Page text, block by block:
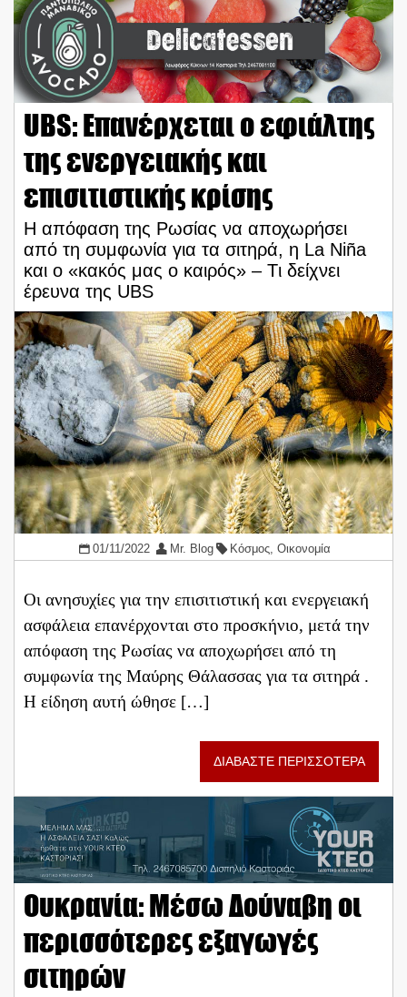
UBS: Επανέρχεται ο εφιάλτης
της ενεργειακής και
επισιτιστικής κρίσης
Η απόφαση της Ρωσίας να αποχωρήσει
από τη συμφωνία για τα σιτηρά, η La Niña
και ο «κακός μας ο καιρός» – Tι δείχνει
έρευνα της UBS
01/11/2022 Mr. Blog Κόσμος, Οικονομία
Οι ανησυχίες για την επισιτιστική και ενεργειακή
ασφάλεια επανέρχονται στο προσκήνιο, μετά την
απόφαση της Ρωσίας να αποχωρήσει από τη
συμφωνία της Μαύρης Θάλασσας για τα σιτηρά .
Η είδηση αυτή ​​ώθησε […]
ΔΙΑΒΑΣΤΕ ΠΕΡΙΣΣΟΤΕΡΑ
Ουκρανία: Μέσω Δούναβη οι
περισσότερες εξαγωγές
σιτηρών